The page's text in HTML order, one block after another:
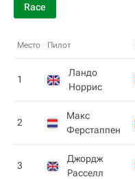
Race
Место Пилот
1
Ландо
Норрис
2
Макс
Ферстаппен
3
Джордж
Расселл